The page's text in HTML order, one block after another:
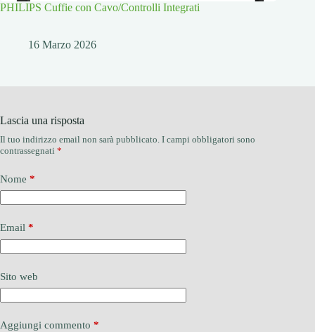
PHILIPS Cuffie con Cavo/Controlli Integrati
16 Marzo 2026
Lascia una risposta
Il tuo indirizzo email non sarà pubblicato. I campi obbligatori sono
contrassegnati *
Nome *
Email *
Sito web
Aggiungi commento *